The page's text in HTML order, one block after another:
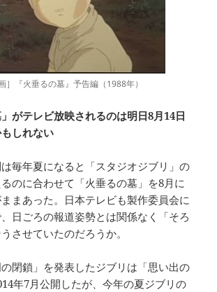
『火垂るの墓』予告編（1988年）
がテレビ放映されるのは明日8月14日
しれない
毎年夏になると「スタジオジブリ」の
のに合わせて「火垂るの墓」を8月に
まあった。日本テレビも製作委員会に
日ごろの報道姿勢とは関係なく「そろ
させていたのだろうか。
閉鎖」を発表したジブリは「思い出の
年7月公開したが、今年の夏ジブリの